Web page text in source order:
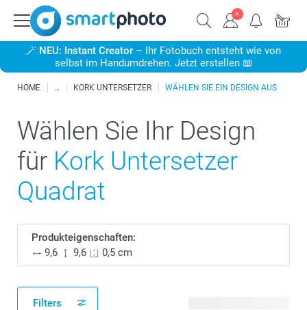
🪄 NEU: Instant Creator – Ihr Fotobuch entsteht wie von
selbst im Handumdrehen. Jetzt erstellen 📖
HOME KORK UNTERSETZER WÄHLEN SIE EIN DESIGN AUS
Wählen Sie Ihr Design
für Kork Untersetzer
Quadrat
Produkteigenschaften:
9,6
9,6 0,5 cm
Filters